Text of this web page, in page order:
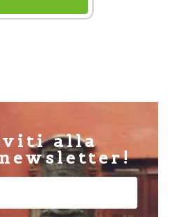
alla